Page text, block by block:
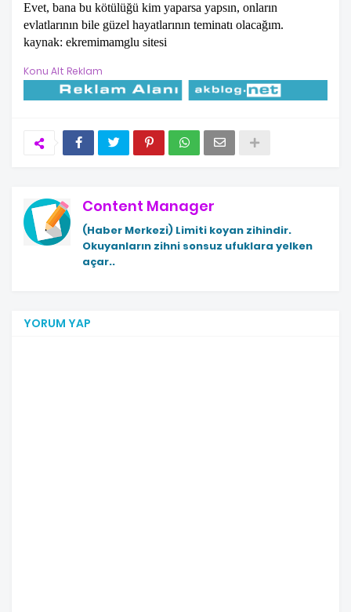
Evet, bana bu kötülüğü kim yaparsa yapsın, onların
evlatlarının bile güzel hayatlarının teminatı olacağım.
kaynak: ekremimamglu sitesi
Konu Alt Reklam
Content Manager
(Haber Merkezi) Limiti koyan zihindir.
Okuyanların zihni sonsuz ufuklara yelken
açar..
YORUM YAP